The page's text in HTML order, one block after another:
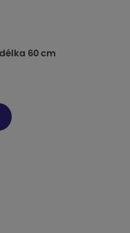
60 cm